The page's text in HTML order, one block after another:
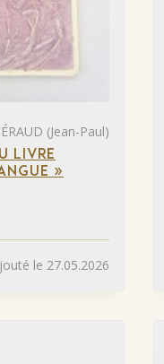
(Jean-Paul)
LIVRE
»
le 27.05.2026